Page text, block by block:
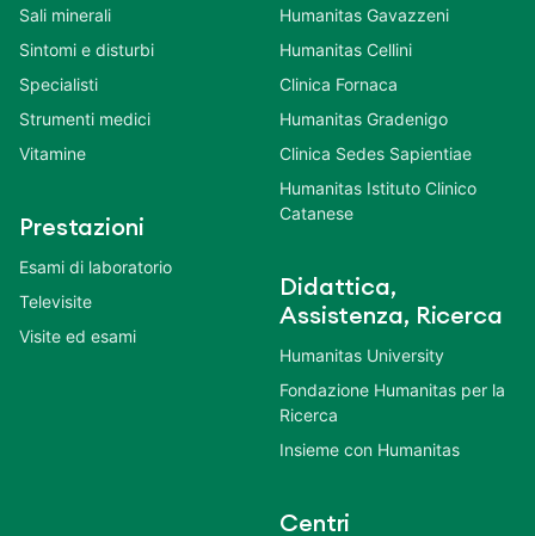
Sali minerali
Sintomi e disturbi
Specialisti
Strumenti medici
Vitamine
Prestazioni
Esami di laboratorio
Televisite
Visite ed esami
Humanitas Gavazzeni
Humanitas Cellini
Clinica Fornaca
Humanitas Gradenigo
Clinica Sedes Sapientiae
Humanitas Istituto Clinico
Catanese
Didattica,
Assistenza, Ricerca
Humanitas University
Fondazione Humanitas per la
Ricerca
Insieme con Humanitas
Centri